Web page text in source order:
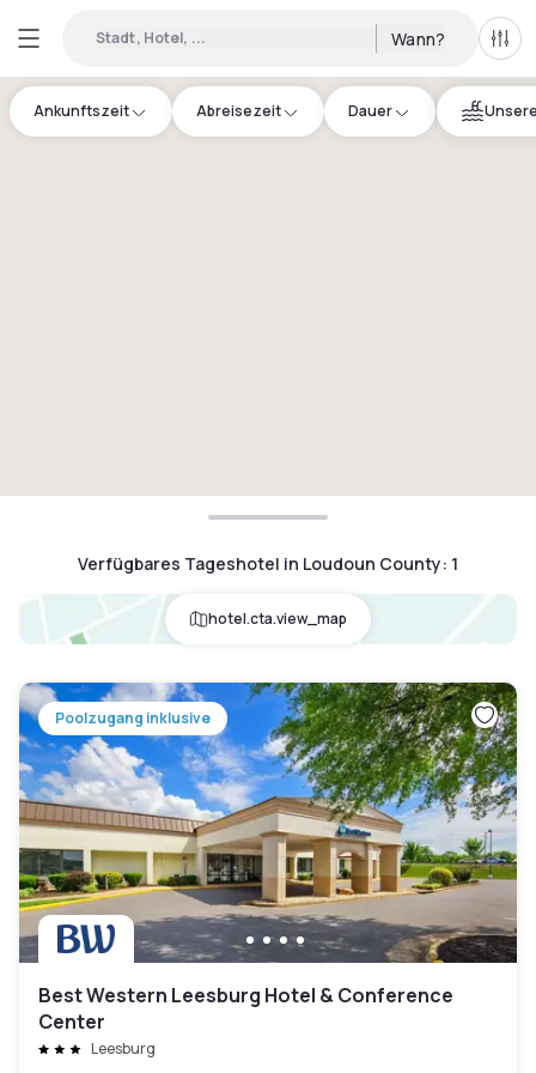
Stadt, Hotel, ... Wann? Alle
Ankunftszeit Abreisezeit Dauer
Verfügbares Tageshotel in Loudoun County: 1
hotel.cta.view_map
Poolzugang inklusive
Best Western Leesburg Hotel & Conference
Center
Leesburg